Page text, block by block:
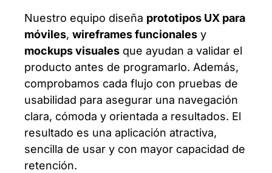
Nuestro equipo diseña prototipos UX para
móviles, wireframes funcionales y
mockups visuales que ayudan a validar el
producto antes de programarlo. Además,
comprobamos cada flujo con pruebas de
usabilidad para asegurar una navegación
clara, cómoda y orientada a resultados. El
resultado es una aplicación atractiva,
sencilla de usar y con mayor capacidad de
retención.